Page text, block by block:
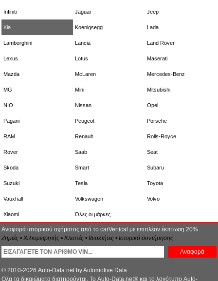
Infiniti Jaguar Jeep
Kia Koenigsegg Lada
Lamborghini Lancia Land Rover
Lexus Lotus Maserati
Mazda McLaren Mercedes-Benz
MG Mini Mitsubishi
NIO Nissan Opel
Pagani Peugeot Porsche
RAM Renault Rolls-Royce
Rover Saab Seat
Skoda Smart Subaru
Suzuki Tesla Toyota
Vauxhall Volkswagen Volvo
Xiaomi Όλες οι μάρκες
Αναφορά ιστορικού οχήματος από το carVertical με επιπλέον έκπτωση 20%
Ζημιές • Χιλιομετρητής • Κλοπές • Ιδιοκτήτες • Ιστορικό συντήρησης
Αναφορά
© 2010-2026 Auto-Data.net by Automotive Data
Ολα τα δικαιώματα διατηρούνται. Το Auto-Data.net® και το λογότυπο Auto-